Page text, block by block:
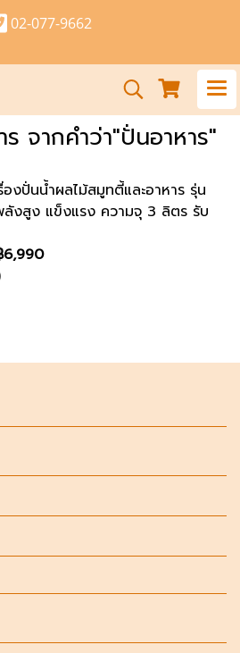
02-077-9662
จากคำว่า"ปั่นอาหาร"
องปั่นน้ำผลไม้สมูทตี้และอาหาร รุ่น
งสูง แข็งแรง ความจุ 3 ลิตร รับ
6,990